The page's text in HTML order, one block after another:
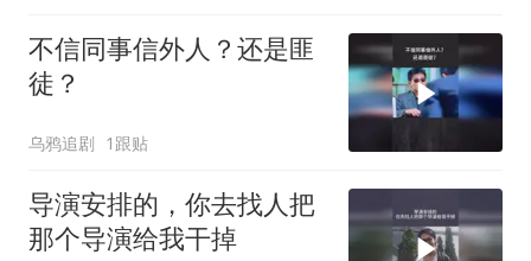
不信同事信外人？还是匪
徒？
乌鸦追剧 1跟贴
导演安排的，你去找人把
那个导演给我干掉